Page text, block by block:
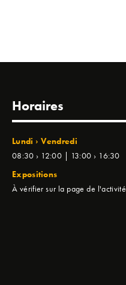
Horaires
Lundi › Vendredi
08:30 › 12:00 | 13:00 › 16:30
Expositions
À vérifier sur la page de l'activité